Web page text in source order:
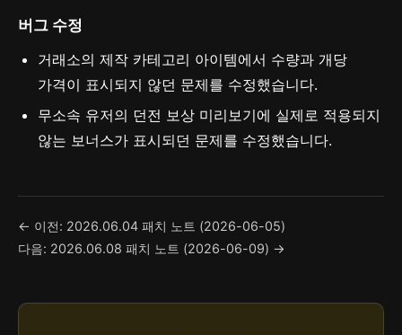
버그 수정
거래소의 제작 카테고리 아이템에서 수량과 개당
가격이 표시되지 않던 문제를 수정했습니다.
무소속 유저의 던전 보상 미리보기에 실제로 적용되지
않는 보너스가 표시되던 문제를 수정했습니다.
← 이전: 2026.06.04 패치 노트 (2026-06-05)
다음: 2026.06.08 패치 노트 (2026-06-09) →